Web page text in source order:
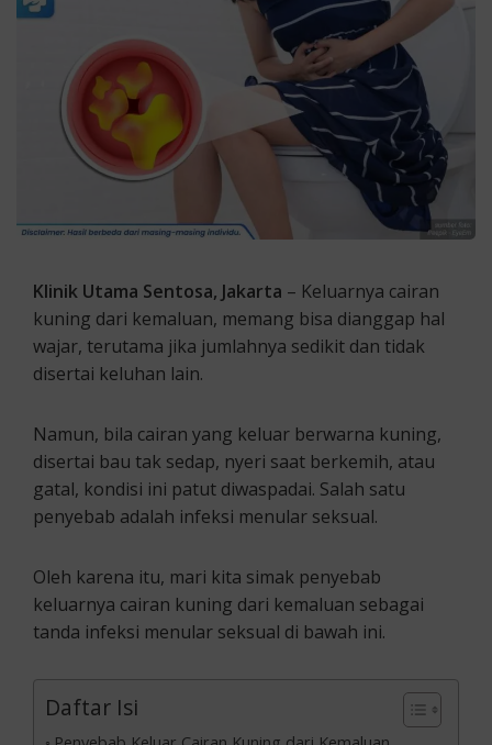
Klinik Utama Sentosa, Jakarta – Keluarnya cairan
kuning dari kemaluan, memang bisa dianggap hal
wajar, terutama jika jumlahnya sedikit dan tidak
disertai keluhan lain.
Namun, bila cairan yang keluar berwarna kuning,
disertai bau tak sedap, nyeri saat berkemih, atau
gatal, kondisi ini patut diwaspadai. Salah satu
penyebab adalah infeksi menular seksual.
Oleh karena itu, mari kita simak penyebab
keluarnya cairan kuning dari kemaluan sebagai
tanda infeksi menular seksual di bawah ini.
Daftar Isi